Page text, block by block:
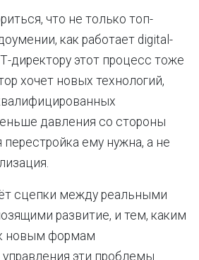
что не только топ-
как работает digital-
директору этот процесс тоже
хочет новых технологий,
давления со стороны
перестройка ему нужна, а не
сцепки между реальными
развитие, и тем, каким
новым формам
управления эти проблемы